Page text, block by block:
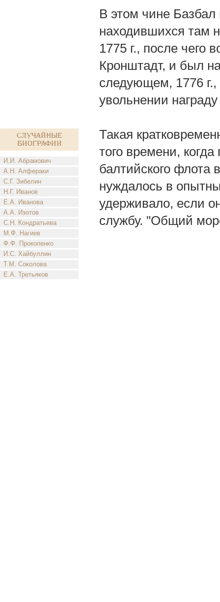
Случайные
биографии
И.И. Абрамович
А.Н. Алфераки
С.Г. Зибелин
Н.Г. Иванов
Е.А. Иванова
А.А. Изотов
С.Н. Кондратьева
М.Ф. Нагиев
Ф.Ф. Прокопенко
И.С. Хайбуллин
Т.М. Соколова
Е.А. Третьяков
В этом чине Базбал
находившихся там
1775 г., после чего
Кронштадт, и был
следующем, 1776 г.,
увольнении
Такая
того времени,
балтийского флота
нуждалось в
удерживало, если
службу. "Общий